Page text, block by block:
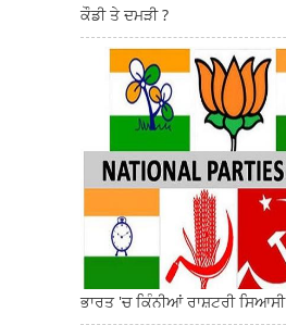
ਕੌਡੀ ਤੇ ਦਮੜੀ ?
ਭਾਰਤ 'ਚ ਕਿੰਨੀਆਂ ਰਾਸ਼ਟਰੀ